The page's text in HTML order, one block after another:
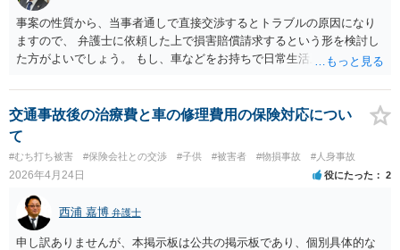
事案の性質から、当事者通しで直接交渉するとトラブルの原因になり
ますので、 弁護士に依頼した上で損害賠償請求するという形を検討し
た方がよいでしょう。 もし、車などをお持ちで日常生活上の事故も対
ありますので、確認してみてください。
交通事故後の治療費と車の修理費用の保険対応につい
て
#むち打ち被害 #保険会社との交渉 #子供 #被害者 #物損事故 #人身事故
2026年4月24日 役にたった 2
西浦 嘉博 弁護士
申し訳ありませんが、本掲示板は公共の掲示板であり、個別具体的な